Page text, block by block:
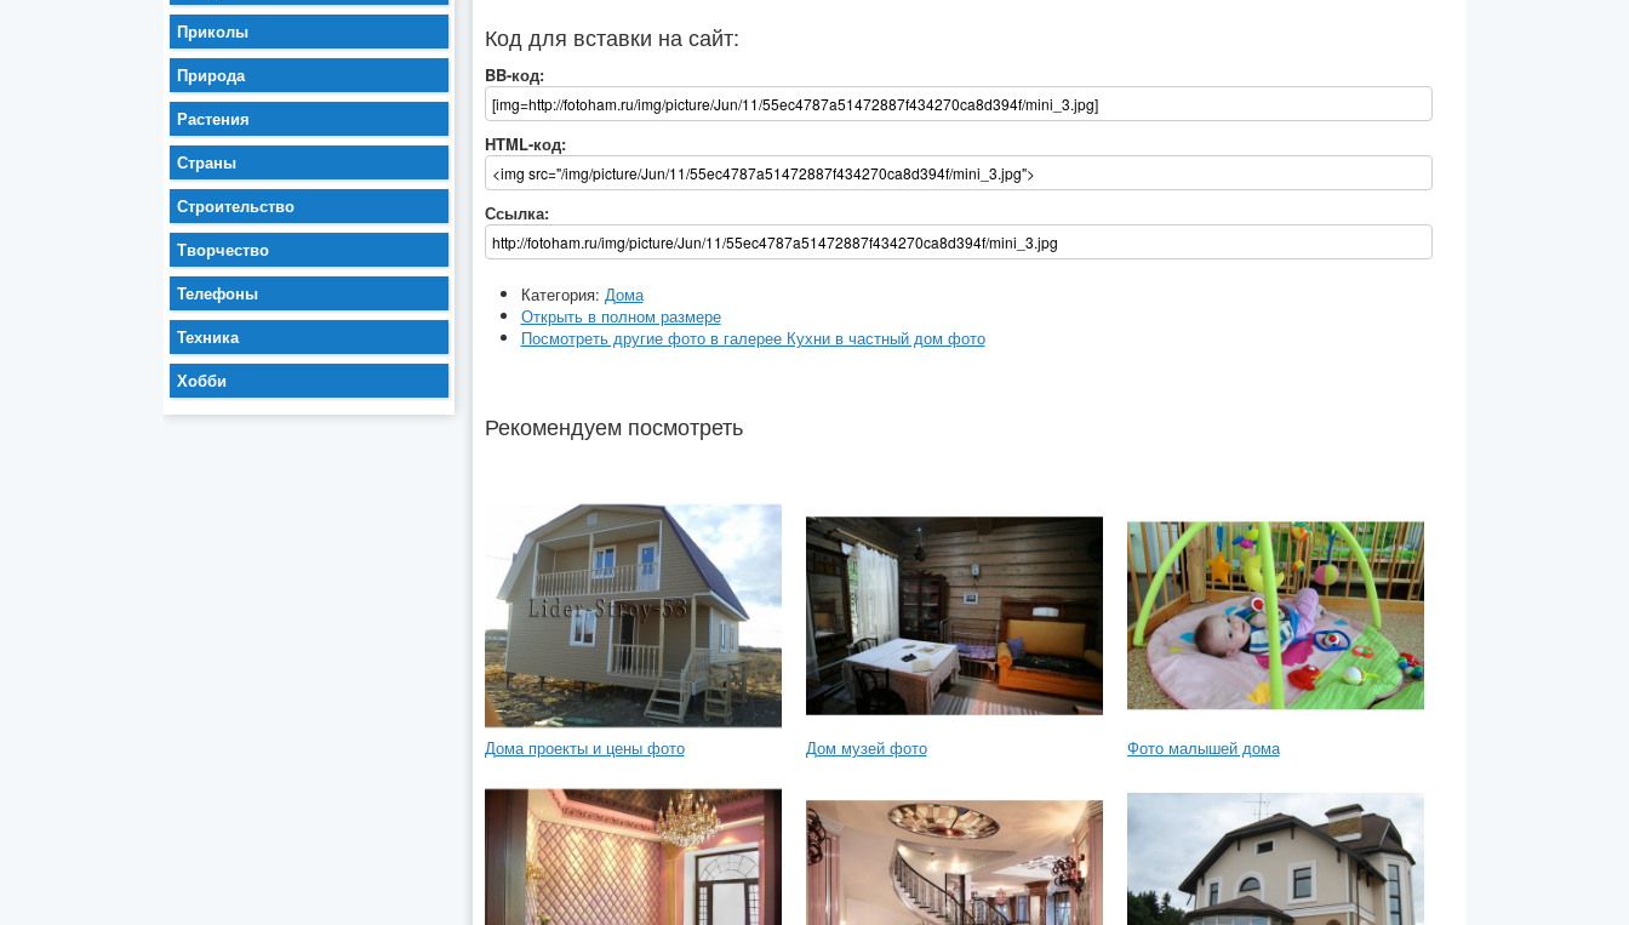
Код для вставки на сайт:
BB-код:
HTML-код:
Ссылка:
Категория: Дома
Открыть в полном размере
Посмотреть другие фото в галерее Кухни в частный дом фото
Рекомендуем посмотреть
Дома проекты и цены фото Дом музей фото Фото малышей дома
Приколы
Природа
Растения
Страны
Строительство
Творчество
Телефоны
Техника
Хобби